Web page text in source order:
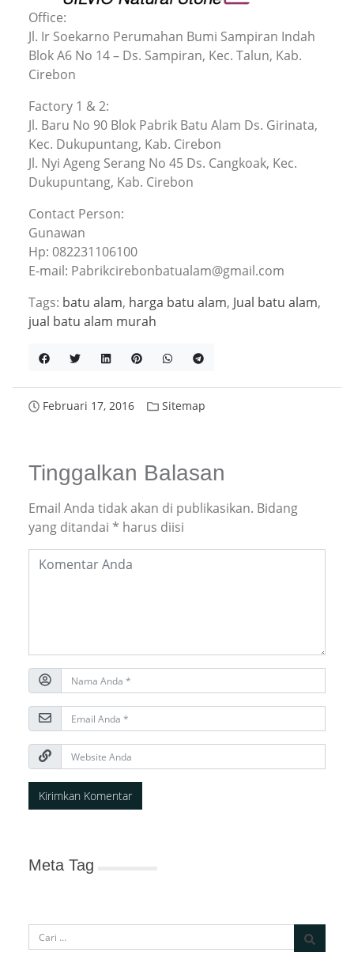
Office:
Jl. Ir Soekarno Perumahan Bumi Sampiran Indah
Blok A6 No 14 – Ds. Sampiran, Kec. Talun, Kab.
Cirebon
Factory 1 & 2:
Jl. Baru No 90 Blok Pabrik Batu Alam Ds. Girinata,
Kec. Dukupuntang, Kab. Cirebon
Jl. Nyi Ageng Serang No 45 Ds. Cangkoak, Kec.
Dukupuntang, Kab. Cirebon
Contact Person:
Gunawan
Hp: 082231106100
E-mail: Pabrikcirebonbatualam@gmail.com
Tags: batu alam, harga batu alam, Jual batu alam,
jual batu alam murah
Februari 17, 2016 Sitemap
Tinggalkan Balasan
Email Anda tidak akan di publikasikan. Bidang
yang ditandai * harus diisi
Meta Tag